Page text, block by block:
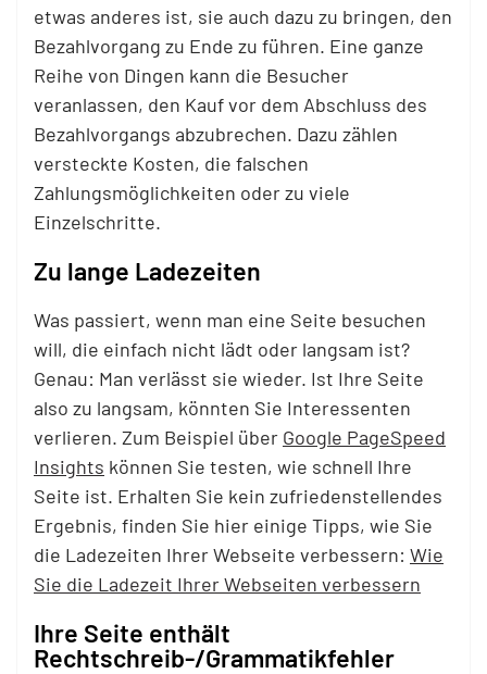
etwas anderes ist, sie auch dazu zu bringen, den
Bezahlvorgang zu Ende zu führen. Eine ganze
Reihe von Dingen kann die Besucher
veranlassen, den Kauf vor dem Abschluss des
Bezahlvorgangs abzubrechen. Dazu zählen
versteckte Kosten, die falschen
Zahlungsmöglichkeiten oder zu viele
Einzelschritte.
Zu lange Ladezeiten
Was passiert, wenn man eine Seite besuchen
will, die einfach nicht lädt oder langsam ist?
Genau: Man verlässt sie wieder. Ist Ihre Seite
also zu langsam, könnten Sie Interessenten
verlieren. Zum Beispiel über Google PageSpeed
Insights können Sie testen, wie schnell Ihre
Seite ist. Erhalten Sie kein zufriedenstellendes
Ergebnis, finden Sie hier einige Tipps, wie Sie
die Ladezeiten Ihrer Webseite verbessern: Wie
Sie die Ladezeit Ihrer Webseiten verbessern
Ihre Seite enthält
Rechtschreib-/Grammatikfehler